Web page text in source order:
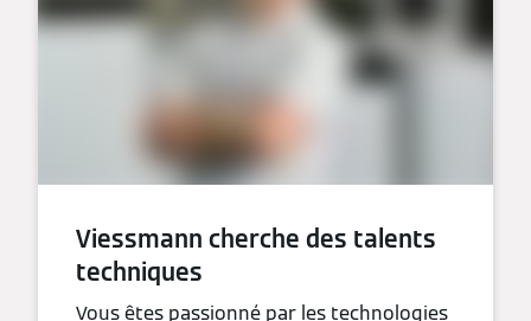
Viessmann cherche des talents
techniques
Vous êtes passionné par les technologies